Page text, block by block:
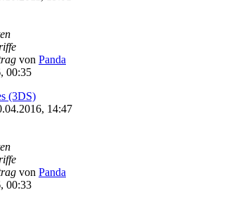
von Panda
00:35
(3DS)
14:47
von Panda
00:33